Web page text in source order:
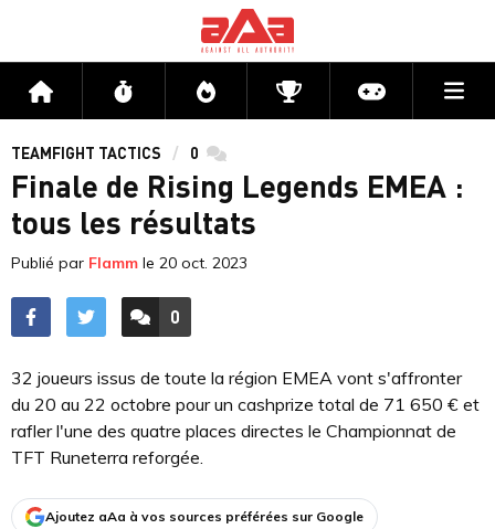
Accueil Flux Directs CompétitionsActu jeux
TEAMFIGHT TACTICS 0 commentaires
Finale de Rising Legends EMEA :
tous les résultats
Publié par Flamm le 20 oct. 2023
ACCÉDER AUX
0
COMMENTAIRES
32 joueurs issus de toute la région EMEA vont s'affronter
du 20 au 22 octobre pour un cashprize total de 71 650 € et
rafler l'une des quatre places directes le Championnat de
TFT Runeterra reforgée.
Ajoutez aAa à vos sources préférées sur Google